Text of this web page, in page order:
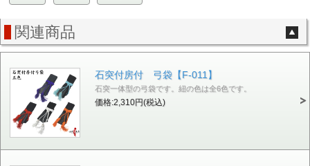
関連商品
石突付房付 弓袋【F-011】
石突一体型の弓袋です。紐の色は全6色です。
価格:2,310円(税込)